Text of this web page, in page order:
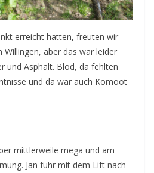
erreicht hatten, freuten wir
aber das war leider
und Asphalt. Blöd, da fehlten
und da war auch Komoot
mittlerweile mega und am
Jan fuhr mit dem Lift nach